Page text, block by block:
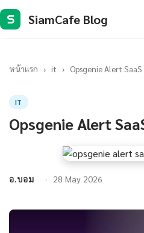
S SiamCafe Blog
หน้าแรก › it › Opsgenie Alert
IT
Opsgenie Alert
อ.บอม 28 May 2026